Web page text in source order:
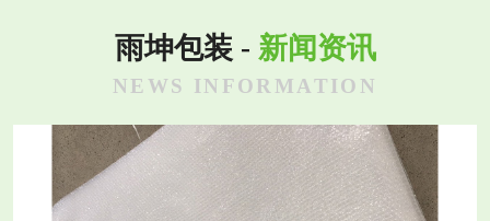
雨坤包装 - 新闻资讯
NEWS INFORMATION